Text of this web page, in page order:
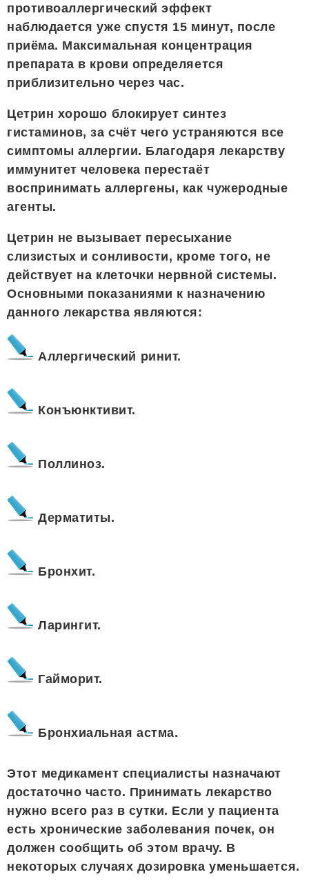
противоаллергический эффект
наблюдается уже спустя 15 минут, после
приёма. Максимальная концентрация
препарата в крови определяется
приблизительно через час.
Цетрин хорошо блокирует синтез
гистаминов, за счёт чего устраняются все
симптомы аллергии. Благодаря лекарству
иммунитет человека перестаёт
воспринимать аллергены, как чужеродные
агенты.
Цетрин не вызывает пересыхание
слизистых и сонливости, кроме того, не
действует на клеточки нервной системы.
Основными показаниями к назначению
данного лекарства являются:
Аллергический ринит.
Конъюнктивит.
Поллиноз.
Дерматиты.
Бронхит.
Ларингит.
Гайморит.
Бронхиальная астма.
Этот медикамент специалисты назначают
достаточно часто. Принимать лекарство
нужно всего раз в сутки. Если у пациента
есть хронические заболевания почек, он
должен сообщить об этом врачу. В
некоторых случаях дозировка уменьшается.